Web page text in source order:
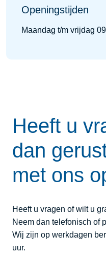
Openingstijden
Maandag t/m vrijdag
Heeft u
dan
met ons
Heeft u vragen of wilt u
Neem dan telefonisch of
Wij zijn op werkdagen
uur.